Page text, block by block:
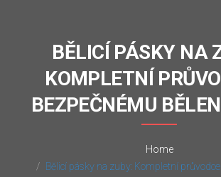
BĚLICÍ PÁSKY NA
KOMPLETNÍ
BEZPEČNÉMU
Home
Bělicí pásky na zuby: Kompletní